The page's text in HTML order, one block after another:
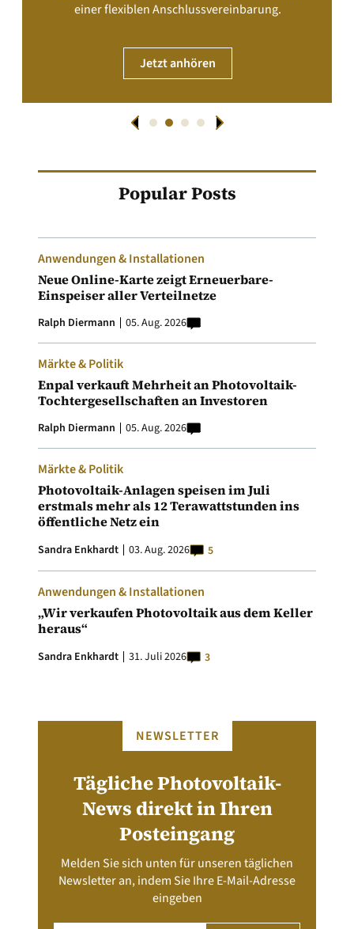
einer flexiblen Anschlussvereinbarung.
Jetzt anhören
Popular Posts
Anwendungen & Installationen
Neue Online-Karte zeigt Erneuerbare-
Einspeiser aller Verteilnetze
Ralph Diermann 05. Aug. 2026
Märkte & Politik
Enpal verkauft Mehrheit an Photovoltaik-
Tochtergesellschaften an Investoren
Ralph Diermann 05. Aug. 2026
Märkte & Politik
Photovoltaik-Anlagen speisen im Juli
erstmals mehr als 12 Terawattstunden ins
öffentliche Netz ein
Sandra Enkhardt 03. Aug. 2026 5
Anwendungen & Installationen
„Wir verkaufen Photovoltaik aus dem Keller
heraus“
Sandra Enkhardt 31. Juli 2026 3
NEWSLETTER
Tägliche Photovoltaik-
News direkt in Ihren
Posteingang
Melden Sie sich unten für unseren täglichen
Newsletter an, indem Sie Ihre E-Mail-Adresse
eingeben